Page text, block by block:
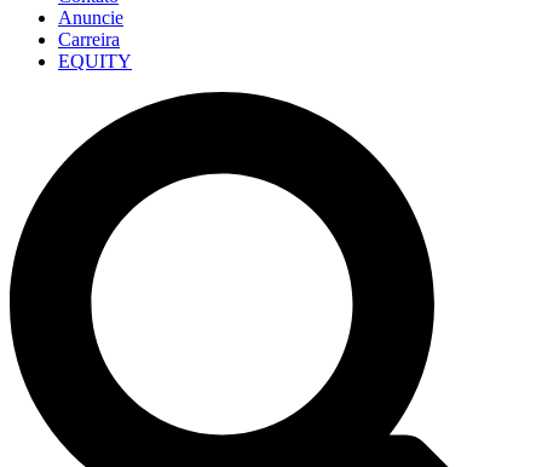
Anuncie
Carreira
EQUITY